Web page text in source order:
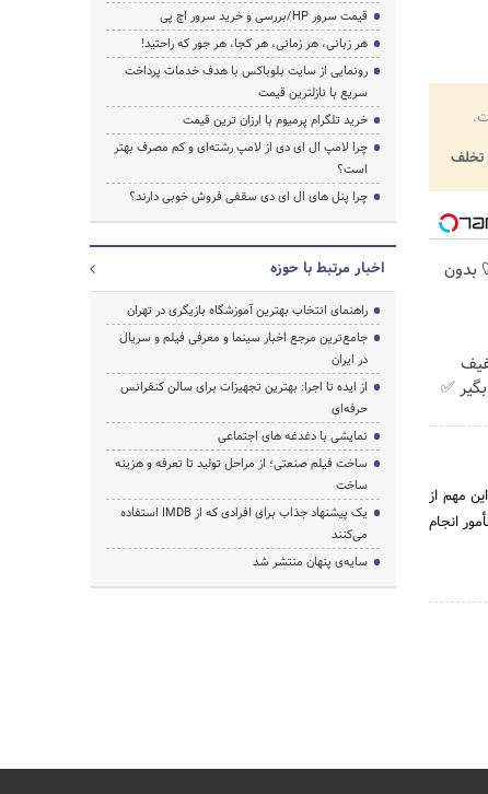
🦷 بدون
۲۵٪ تخفیف
✅
اجرای این مهم از
انجام
قیمت سرور HP/بررسی و خرید سرور اچ پی
هر زبانی، هر زمانی، هر کجا، هر جور که راحتید!
رونمایی از سایت بلوباکس با هدف خدمات پرداخت
سریع با نازلترین قیمت
خرید تلگرام پرمیوم با ارزان ترین قیمت
چرا لامپ ال ای دی از لامپ رشته‌ای و کم مصرف بهتر
است؟
چرا پنل های ال ای دی سقفی فروش خوبی دارند؟
اخبار مرتبط با حوزه
راهنمای انتخاب بهترین آموزشگاه بازیگری در تهران
جامع‌ترین مرجع اخبار سینما و معرفی فیلم و سریال
در ایران
از ایده تا اجرا: بهترین تجهیزات برای سالن کنفرانس
حرفه‌ای
نمایشی با دغدغه های اجتماعی
ساخت فیلم صنعتی؛ از مراحل تولید تا تعرفه و هزینه
ساخت
یک پیشنهاد جذاب برای افرادی که از IMDB استفاده
می‌کنند
سایه‌ی پنهان منتشر شد